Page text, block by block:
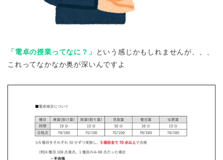
「電卓の授業ってなに？」
という感じかもしれませんが、、、
これってなかなか奥が深いんですよ